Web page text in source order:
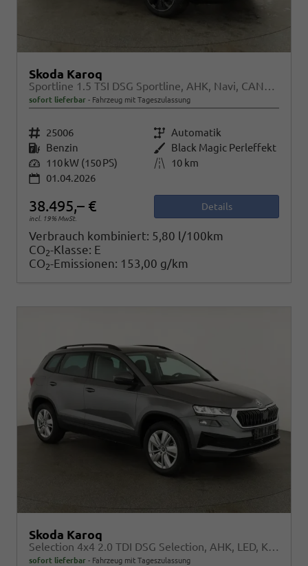
Skoda Karoq
Sportline 1.5 TSI DSG Sportline, AHK, Navi, CANTON, Matrix, AreaView, Side, Kamera, el. Klappe, FS-beheizbar
sofort lieferbar Fahrzeug mit Tageszulassung
Fahrzeugnr. 25006 Getriebe Automatik
Kraftstoff Benzin Außenfarbe Black Magic Perleffekt
Leistung 110 kW (150 PS) Kilometerstand
10 km
01.04.2026
38.495,– €
incl. 19% MwSt.
Details
Verbrauch kombiniert: 5,80 l/100km
CO2-Klasse: E
CO2-Emissionen: 153,00 g/km
Skoda Karoq
Selection 4x4 2.0 TDI DSG Selection, AHK, LED, Kamera, Winter, el. Klappe, 4 J.-Garantie
sofort lieferbar Fahrzeug mit Tageszulassung